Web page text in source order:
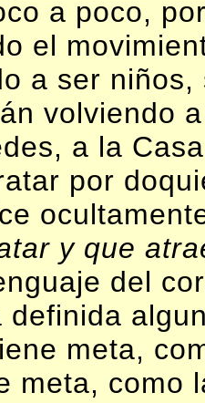
a poco,
el
a ser
volviendo
a la
por
y que
del
definida
meta,
meta, como